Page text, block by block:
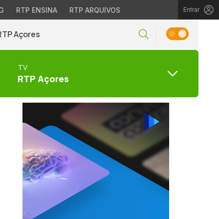
RTP ENSINA RTP ARQUIVOS Entrar
Açores
TV
RTP Açores